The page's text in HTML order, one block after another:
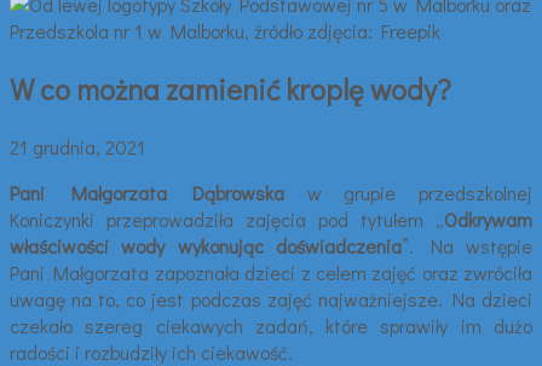
W co można zamienić kroplę wody?
21 grudnia, 2021
Pani Małgorzata Dąbrowska w grupie przedszkolnej
Koniczynki przeprowadziła zajęcia pod tytułem „Odkrywam
właściwości wody wykonując doświadczenia”. Na wstępie
Pani Małgorzata zapoznała dzieci z celem zajęć oraz zwróciła
uwagę na to, co jest podczas zajęć najważniejsze. Na dzieci
czekało szereg ciekawych zadań, które sprawiły im dużo
radości i rozbudziły ich ciekawość.